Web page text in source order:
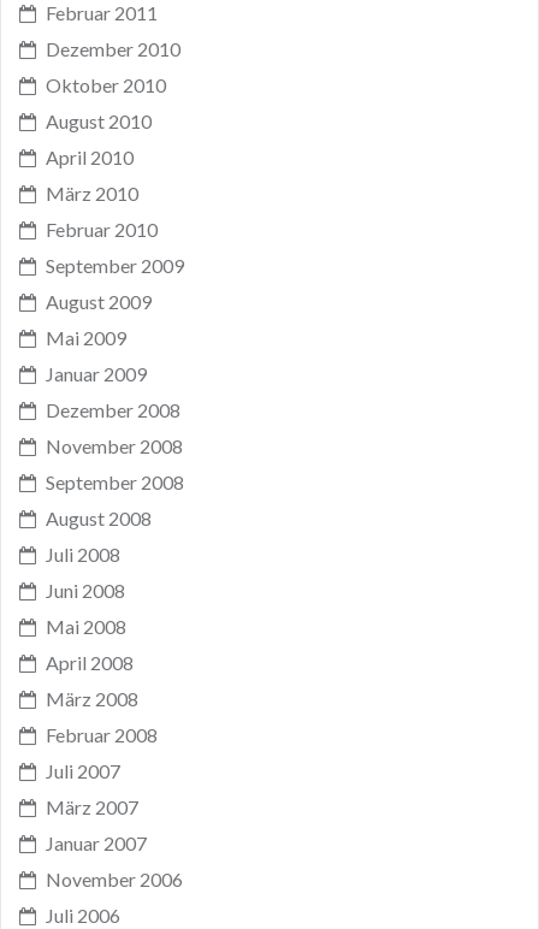
Februar 2011
Dezember 2010
Oktober 2010
August 2010
April 2010
März 2010
Februar 2010
September 2009
August 2009
Mai 2009
Januar 2009
Dezember 2008
November 2008
September 2008
August 2008
Juli 2008
Juni 2008
Mai 2008
April 2008
März 2008
Februar 2008
Juli 2007
März 2007
Januar 2007
November 2006
Juli 2006